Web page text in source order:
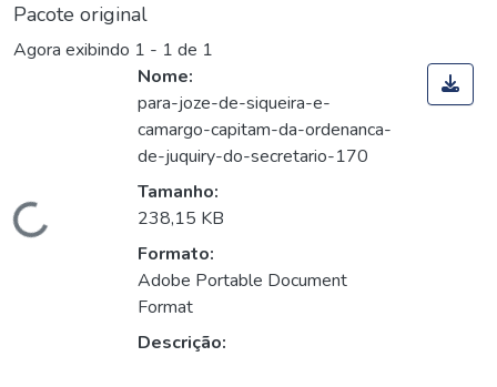
Pacote original
Agora exibindo 1 - 1 de 1
Carregando...
Nome:
para-joze-de-siqueira-e-
camargo-capitam-da-ordenanca-
de-juquiry-do-secretario-170
Tamanho:
238,15 KB
Formato:
Adobe Portable Document
Format
Descrição: